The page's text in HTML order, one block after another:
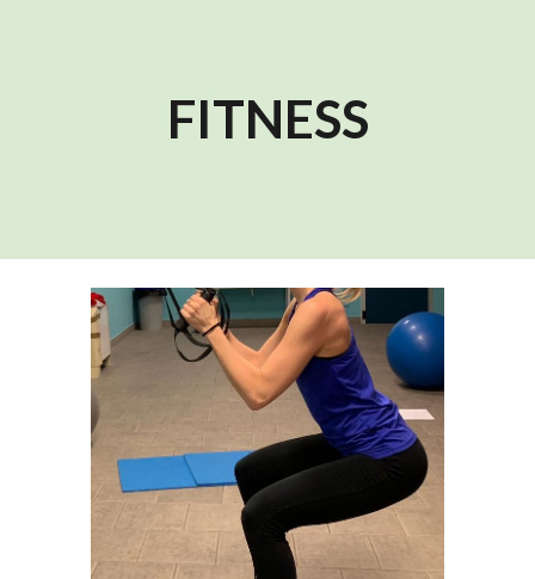
FITNESS